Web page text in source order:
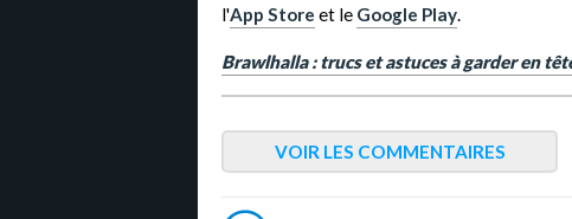
l'App Store et le Google Play
Brawlhalla : trucs et astuces à garder en
VOIR LES COMMENTAIRES